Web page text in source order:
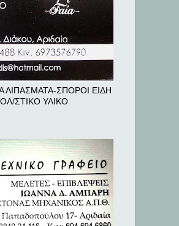
ΛΙΠΑΣΜΑΤΑ-ΣΠΟΡΟΙ ΕΙΔΗ
ΣΤΙΚΟ ΥΛΙΚΟ